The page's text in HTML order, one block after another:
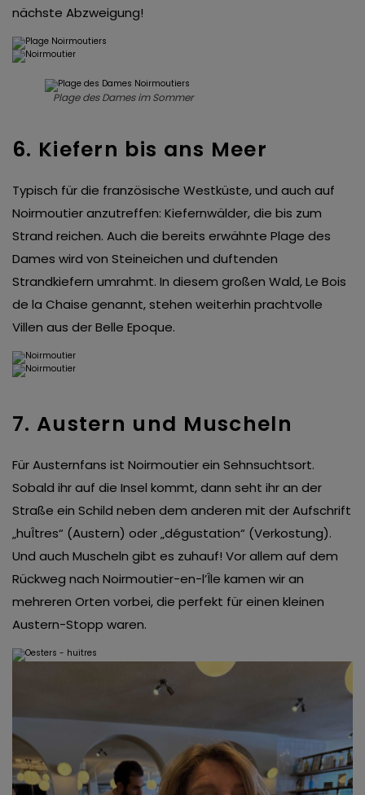
nächste Abzweigung!
Plage des Dames im Sommer
6. Kiefern bis ans Meer
Typisch für die französische Westküste, und auch auf
Noirmoutier anzutreffen: Kiefernwälder, die bis zum
Strand reichen. Auch die bereits erwähnte Plage des
Dames wird von Steineichen und duftenden
Strandkiefern umrahmt. In diesem großen Wald, Le Bois
de la Chaise genannt, stehen weiterhin prachtvolle
Villen aus der Belle Epoque.
7. Austern und Muscheln
Für Austernfans ist Noirmoutier ein Sehnsuchtsort.
Sobald ihr auf die Insel kommt, dann seht ihr an der
Straße ein Schild neben dem anderen mit der Aufschrift
„huÎtres“ (Austern) oder „dégustation“ (Verkostung).
Und auch Muscheln gibt es zuhauf! Vor allem auf dem
Rückweg nach Noirmoutier-en-l’Île kamen wir an
mehreren Orten vorbei, die perfekt für einen kleinen
Austern-Stopp waren.